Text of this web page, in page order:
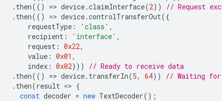
. then(() => device.claimInterface(2))
// Request
. then(() => device.controlTransferOut({
requestType : 'class' ,
recipient : 'interface' ,
request : 0x22,
value : 0x01 ,
index : 0x02}))
// Ready to receive data
. then(() => device. transferIn(5, 64))
// Waiting for
. then(result => {
const decoder = new TextDecoder();